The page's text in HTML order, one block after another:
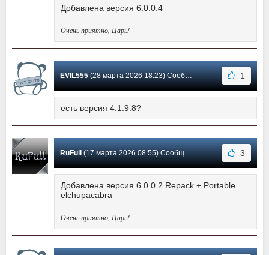
Добавлена версия 6.0.0.4
Очень приятно, Царь!
EVIL555(28 марта 2026 18:23) Сообщение #1548 1
есть версия 4.1.9.8?
RuFull(17 марта 2026 08:55) Сообщение #1547 3
Добавлена версия 6.0.0.2 Repack + Portable
elchupacabra
Очень приятно, Царь!